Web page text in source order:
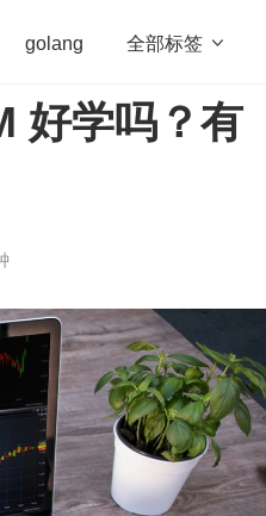
golang 全部标签 
Web3.0 高效工作
好学吗？有